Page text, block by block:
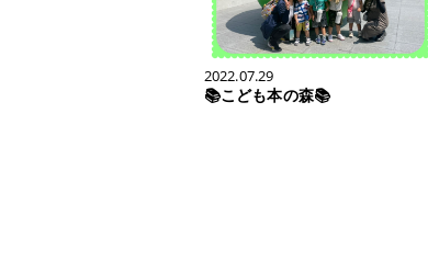
2022.07.29
📚こども本の森📚